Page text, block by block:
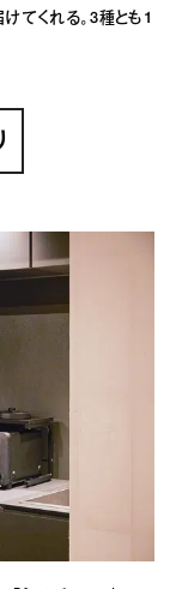
てくれる。3種とも1